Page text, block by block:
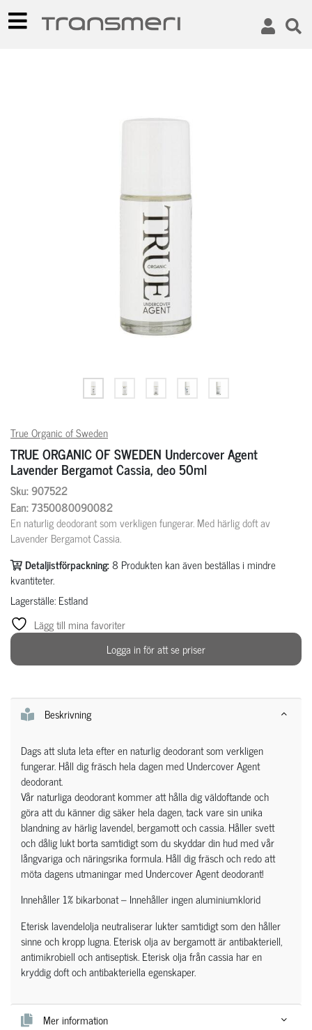
True Organic of Sweden
TRUE ORGANIC OF SWEDEN Undercover Agent
Lavender Bergamot Cassia, deo 50ml
Sku: 907522
Ean: 7350080090082
En naturlig deodorant som verkligen fungerar. Med härlig doft av
Lavender Bergamot Cassia.
Detaljistförpackning:8 Produkten kan även beställas i mindre
kvantiteter.
Lagerställe: Estland
Lägg till mina favoriter
Logga in för att se priser
Beskrivning
Dags att sluta leta efter en naturlig deodorant som verkligen
fungerar. Håll dig fräsch hela dagen med Undercover Agent
deodorant.
Vår naturliga deodorant kommer att hålla dig väldoftande och
göra att du känner dig säker hela dagen, tack vare sin unika
blandning av härlig lavendel, bergamott och cassia. Håller svett
och dålig lukt borta samtidigt som du skyddar din hud med vår
långvariga och näringsrika formula. Håll dig fräsch och redo att
möta dagens utmaningar med Undercover Agent deodorant!
Innehåller 1% bikarbonat – Innehåller ingen aluminiumklorid
Eterisk lavendelolja neutraliserar lukter samtidigt som den håller
sinne och kropp lugna. Eterisk olja av bergamott är antibakteriell,
antimikrobiell och antiseptisk. Eterisk olja från cassia har en
kryddig doft och antibakteriella egenskaper.
Mer information